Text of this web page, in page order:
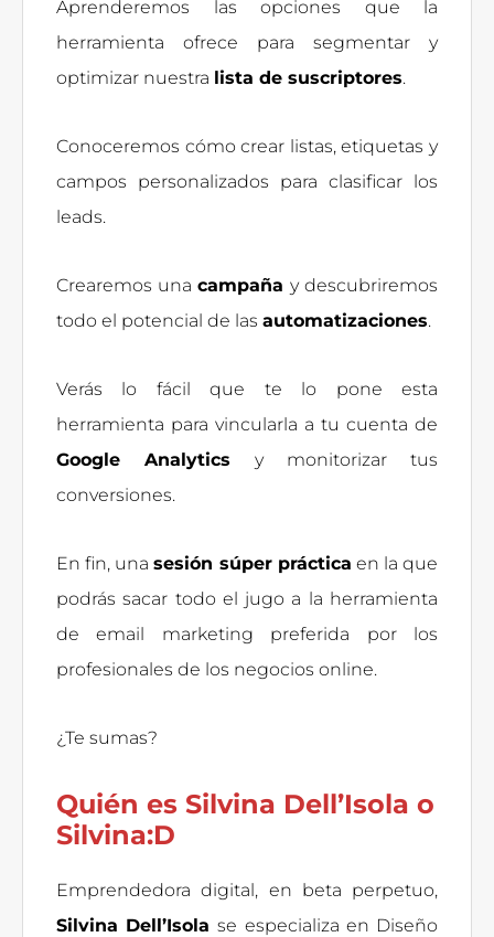
Aprenderemos las opciones que la
herramienta ofrece para segmentar y
optimizar nuestra lista de suscriptores.
Conoceremos cómo crear listas, etiquetas y
campos personalizados para clasificar los
leads.
Crearemos una campaña y descubriremos
todo el potencial de las automatizaciones.
Verás lo fácil que te lo pone esta
herramienta para vincularla a tu cuenta de
Google Analytics y monitorizar tus
conversiones.
En fin, unasesión súper práctica en la que
podrás sacar todo el jugo a la herramienta
de email marketing preferida por los
profesionales de los negocios online.
¿Te sumas?
Quién es Silvina Dell’Isola o
Silvina:D
Emprendedora digital, en beta perpetuo,
Silvina Dell’Isolase especializa en Diseño